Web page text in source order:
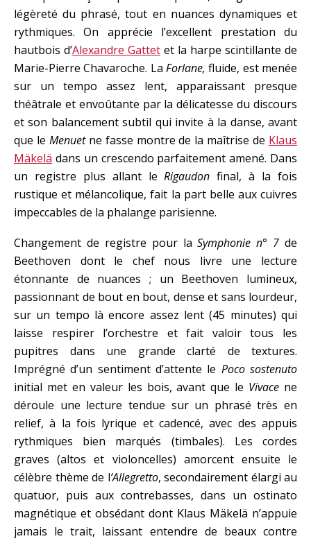
légèreté du phrasé, tout en nuances dynamiques et
rythmiques. On apprécie l’excellent prestation du
hautbois d’Alexandre Gattet et la harpe scintillante de
Marie-Pierre Chavaroche. La Forlane, fluide, est menée
sur un tempo assez lent, apparaissant presque
théâtrale et envoûtante par la délicatesse du discours
et son balancement subtil qui invite à la danse, avant
que le Menuet ne fasse montre de la maîtrise de Klaus
Mäkelä dans un crescendo parfaitement amené. Dans
un registre plus allant leRigaudonfinal, à la fois
rustique et mélancolique, fait la part belle aux cuivres
impeccables de la phalange parisienne.
Changement de registre pour laSymphonie n° 7 de
Beethoven dont le chef nous livre une lecture
étonnante de nuances ; un Beethoven lumineux,
passionnant de bout en bout, dense et sans lourdeur,
sur un tempo là encore assez lent (45 minutes) qui
laisse respirer l’orchestre et fait valoir tous les
pupitres dans une grande clarté de textures.
Imprégné d’un sentiment d’attente le Poco sostenuto
initial met en valeur les bois, avant que le Vivace ne
déroule une lecture tendue sur un phrasé très en
relief, à la fois lyrique et cadencé, avec des appuis
rythmiques bien marqués (timbales). Les cordes
graves (altos et violoncelles) amorcent ensuite le
célèbre thème de l‘Allegretto, secondairement élargi au
quatuor, puis aux contrebasses, dans un ostinato
magnétique et obsédant dont Klaus Mäkelä n’appuie
jamais le trait, laissant entendre de beaux contre